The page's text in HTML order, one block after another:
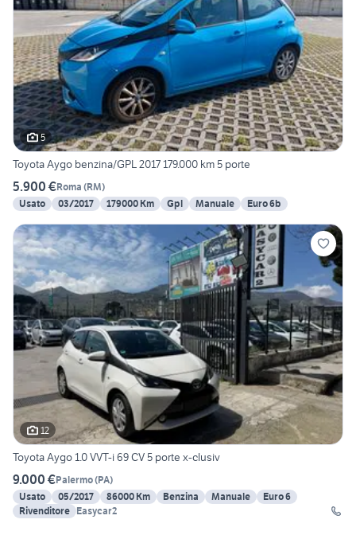
5
Toyota Aygo benzina/GPL 2017 179.000 km 5 porte
5.900 €Roma (RM)
Usato
03/2017 179000 Km Gpl Manuale Euro 6b
12
Toyota Aygo 1.0 VVT-i 69 CV 5 porte x-clusiv
9.000 €Palermo(PA)
Usato
05/2017 86000 Km Benzina Manuale
Euro 6
Rivenditore Easycar2